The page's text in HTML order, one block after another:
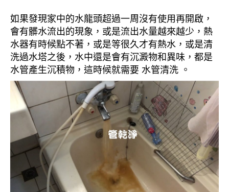
如果發現家中的水龍頭超過一周沒有使用再開啟，
會有髒水流出的現象，或是流出水量越來越少，熱
水器有時候點不著，或是等很久才有熱水，或是清
洗過水塔之後，水中還是會有沉澱物和異味，都是
水管產生沉積物，這時候就需要 水管清洗 。